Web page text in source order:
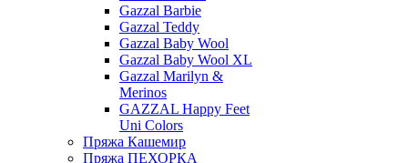
Gazzal Barbie
Gazzal Teddy
Gazzal Baby Wool
Gazzal Baby Wool XL
Gazzal Marilyn &
Merinos
GAZZAL Happy Feet
Uni Colors
Пряжа Кашемир
Пряжа ПЕХОРКА